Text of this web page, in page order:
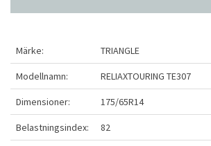
Märke: TRIANGLE
Modellnamn: RELIAXTOURING TE307
Dimensioner: 175/65R14
Belastningsindex: 82